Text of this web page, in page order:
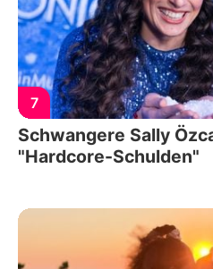
7
Schwangere Sally
"Hardcore-Schulden"